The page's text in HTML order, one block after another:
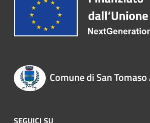
Comune di San
SEGUICI SU